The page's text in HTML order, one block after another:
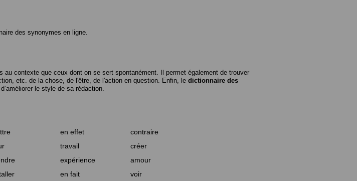
des synonymes en ligne.
au contexte que ceux dont on se sert spontanément. Il permet également de trouver
etc. de la chose, de l'être, de l'action en question. Enfin, le dictionnaire des
le style de sa rédaction.
en effet
contraire
travail
créer
expérience
amour
en fait voir